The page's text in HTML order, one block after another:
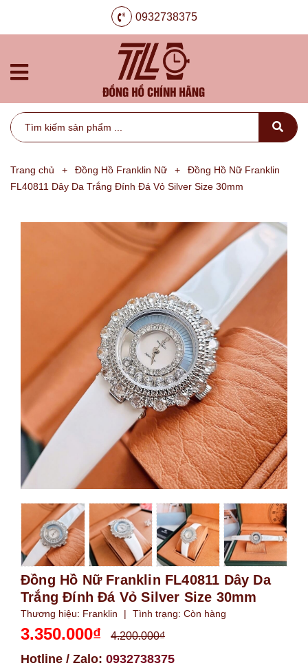
0932738375
Trang chủ + Đồng Hồ Franklin Nữ +
Đồng Hồ Nữ Franklin
FL40811 Dây Da Trắng Đính Đá Vỏ Silver Size 30mm
Đồng Hồ Nữ Franklin FL40811 Dây Da
Trắng Đính Đá Vỏ Silver Size 30mm
Thương hiệu: Franklin | Tình trạng: Còn hàng
3.350.000₫ 4.200.000₫
Hotline / Zalo: 0932738375